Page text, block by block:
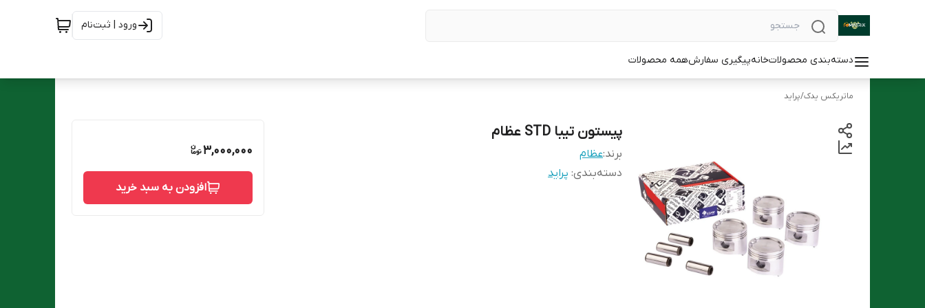
ورود | ثبت‌نام
دسته‌بندی محصولاتخانهپیگیری سفارشهمه محصولات
ماتریکس یدک/پراید
پیستون تیبا STD عظام
برند:عظام
دسته‌بندی: پراید
3,000,000
افزودن به سبد خرید